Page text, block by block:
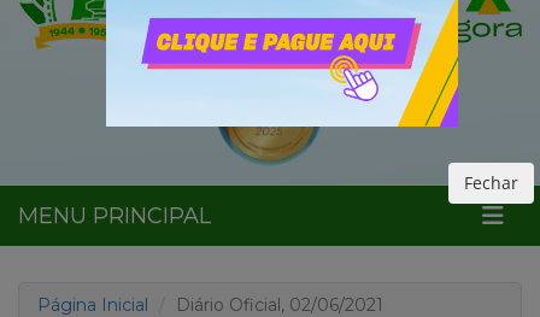
MENU PRINCIPAL
Página Inicial Diário Oficial, 02/06/2021
Fechar